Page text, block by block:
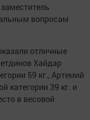
вопросам
отличные
Хайдар
59 кг., Артемий
категории 39 кг. и
в весовой